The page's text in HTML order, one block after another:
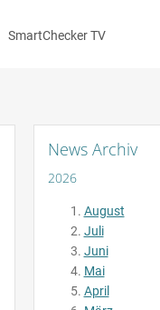
SmartChecker TV
News Archiv
2026
August
Juli
Juni
Mai
April